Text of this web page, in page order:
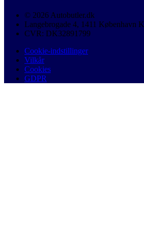
© 2026 Autobutler.dk
Langebrogade 4, 1411 København K
CVR: DK32891799
Cookie-indstillinger
Vilkår
Cookies
GDPR